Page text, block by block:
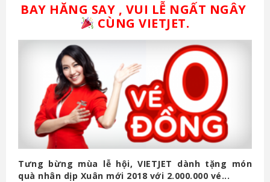
BAY HĂNG SAY , VUI LỄ NGẤT NGÂY ️
CÙNGVIETJET.
Tưng bừng mùa lễ hội, VIETJET dành tặng món
quà nhân dịp Xuân mới 2018 với 2.000.000 vé...